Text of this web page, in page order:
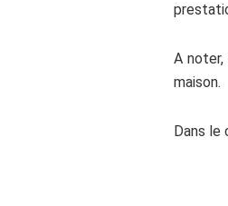
A noter,
maison.
Dans le